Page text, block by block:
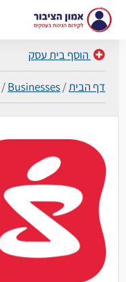
הוסף בית עסק
דף הבית/
Businesses
/